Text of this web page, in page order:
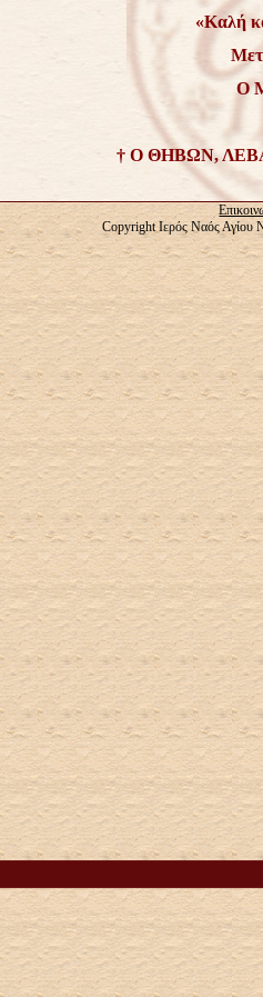
«Καλή
Ο
† Ο ΘΗΒΩΝ,
Copyright Ιερός Ναός Αγίου